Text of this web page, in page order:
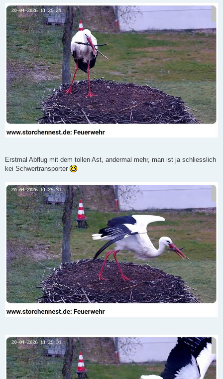
Erstmal Abflug mit dem tollen Ast, andermal mehr, man ist ja schliesslich
kei Schwertransporter